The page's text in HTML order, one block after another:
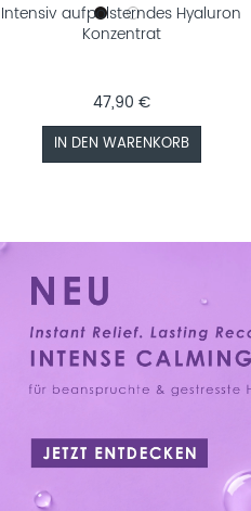
Intensiv aufpolsterndes Hyaluron
Konzentrat
47,90 €
IN DEN WARENKORB